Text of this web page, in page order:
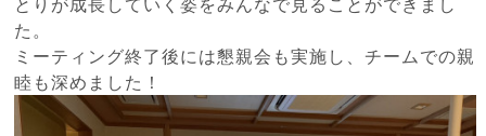
た。
ミーティング終了後には懇親会も実施し、チームでの親
睦も深めました！